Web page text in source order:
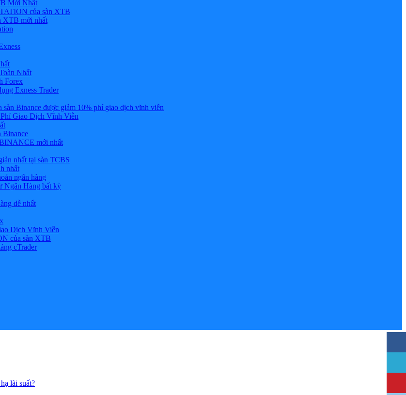
Mới Nhất
của sàn XTB
XTB mới nhất
Nhất
Forex
Exness Trader
Binance được giảm 10% phí giao dịch vĩnh viễn
Giao Dịch Vĩnh Viễn
Binance
mới nhất
nhất tại sàn TCBS
nhất
ngân hàng
Ngân Hàng bất kỳ
dễ nhất
Dịch Vĩnh Viễn
của sàn XTB
cTrader